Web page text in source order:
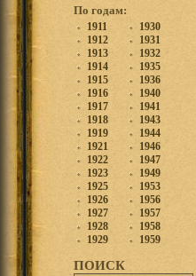
По годам:
1911
1912
1913
1914
1915
1916
1917
1918
1919
1921
1922
1923
1925
1926
1927
1928
1929
1930
1931
1932
1935
1936
1940
1941
1943
1944
1946
1947
1949
1953
1956
1957
1958
1959
ПОИСК